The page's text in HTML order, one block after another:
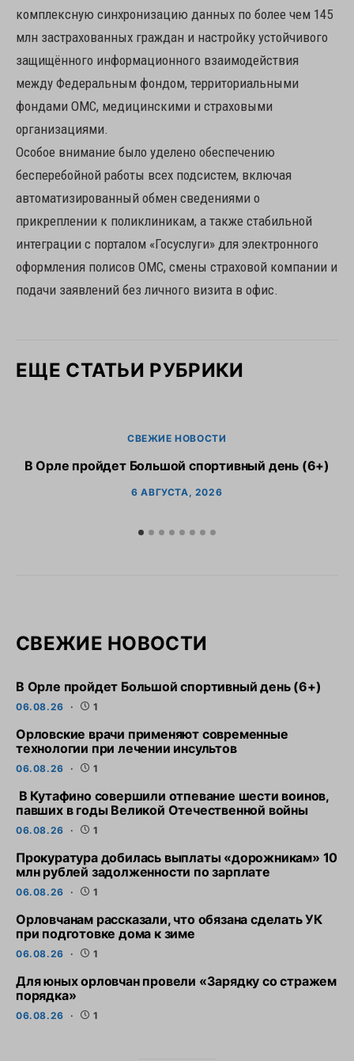
комплексную синхронизацию данных по более чем 145
млн застрахованных граждан и настройку устойчивого
защищённого информационного взаимодействия
между Федеральным фондом, территориальными
фондами ОМС, медицинскими и страховыми
организациями.
Особое внимание было уделено обеспечению
бесперебойной работы всех подсистем, включая
автоматизированный обмен сведениями о
прикреплении к поликлиникам, а также стабильной
интеграции с порталом «Госуслуги» для электронного
оформления полисов ОМС, смены страховой компании и
подачи заявлений без личного визита в офис.
ЕЩЕ СТАТЬИ РУБРИКИ
СВЕЖИЕ НОВОСТИ
В Орле пройдет Большой спортивный день (6+)
6 АВГУСТА, 2026
СВЕЖИЕ НОВОСТИ
В Орле пройдет Большой спортивный день (6+)
06.08.26 1
Орловские врачи применяют современные
технологии при лечении инсультов
06.08.26 1
В Кутафино совершили отпевание шести воинов,
павших в годы Великой Отечественной войны
06.08.26 1
Прокуратура добилась выплаты «дорожникам» 10
млн рублей задолженности по зарплате
06.08.26 1
Орловчанам рассказали, что обязана сделать УК
при подготовке дома к зиме
06.08.26 1
Для юных орловчан провели «Зарядку со стражем
порядка»
06.08.26 1